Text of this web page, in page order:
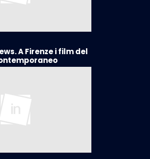
A Firenze i film del